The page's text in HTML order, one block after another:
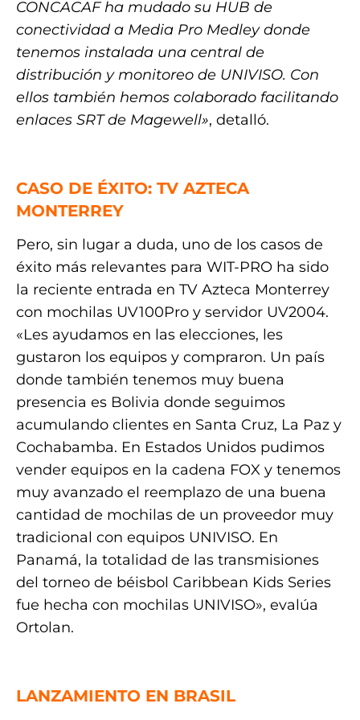
CONCACAF ha mudado su HUB de
conectividad a Media Pro Medley donde
tenemos instalada una central de
distribución y monitoreo de UNIVISO. Con
ellos también hemos colaborado facilitando
enlaces SRT de Magewell», detalló.
CASO DE ÉXITO: TV AZTECA
MONTERREY
Pero, sin lugar a duda, uno de los casos de
éxito más relevantes para WIT-PRO ha sido
la reciente entrada en TV Azteca Monterrey
con mochilas UV100Pro y servidor UV2004.
«Les ayudamos en las elecciones, les
gustaron los equipos y compraron. Un país
donde también tenemos muy buena
presencia es Bolivia donde seguimos
acumulando clientes en Santa Cruz, La Paz y
Cochabamba. En Estados Unidos pudimos
vender equipos en la cadena FOX y tenemos
muy avanzado el reemplazo de una buena
cantidad de mochilas de un proveedor muy
tradicional con equipos UNIVISO. En
Panamá, la totalidad de las transmisiones
del torneo de béisbol Caribbean Kids Series
fue hecha con mochilas UNIVISO», evalúa
Ortolan.
LANZAMIENTO EN BRASIL